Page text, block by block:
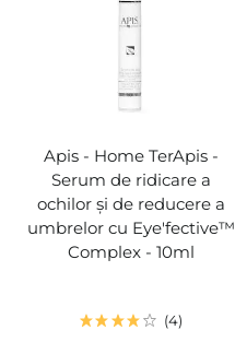
Apis - Home TerApis -
Serum de ridicare a
ochilor și de reducere a
umbrelor cu Eye'fective™
Complex - 10ml
4